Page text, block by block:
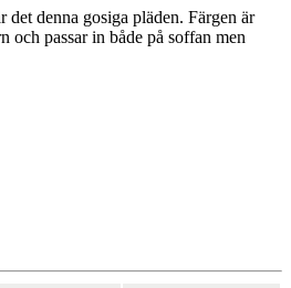
det denna gosiga pläden. Färgen är
och passar in både på soffan men